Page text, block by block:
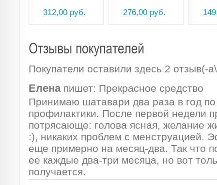
312,00 руб. 276,00 руб.
Покупатели оставили здесь 2 отзыв(-
Еленапишет: Прекрасное средство
Принимаю шатавари два раза в год
профилактики. После первой недели
потрясающе: голова ясная, желание
:), никаких проблем с менструацией.
еще примерно на месяц-два. Так что
ее каждые два-три месяца, но вот
получается.